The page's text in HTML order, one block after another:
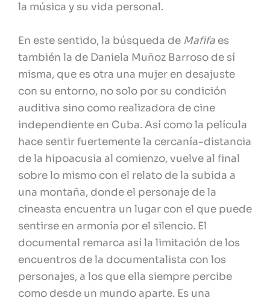
la música y su vida personal.
En este sentido, la búsqueda de Mafifa es
también la de Daniela Muñoz Barroso de sí
misma, que es otra una mujer en desajuste
con su entorno, no solo por su condición
auditiva sino como realizadora de cine
independiente en Cuba. Así como la película
hace sentir fuertemente la cercanía-distancia
de la hipoacusia al comienzo, vuelve al final
sobre lo mismo con el relato de la subida a
una montaña, donde el personaje de la
cineasta encuentra un lugar con el que puede
sentirse en armonía por el silencio. El
documental remarca así la limitación de los
encuentros de la documentalista con los
personajes, a los que ella siempre percibe
como desde un mundo aparte. Es una